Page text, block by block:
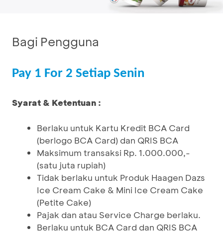
Bagi Pengguna
Pay 1 For 2 Setiap Senin
Syarat & Ketentuan :
Berlaku untuk Kartu Kredit BCA Card
(berlogo BCA Card) dan QRIS BCA
Maksimum transaksi Rp. 1.000.000,-
(satu juta rupiah)
Tidak berlaku untuk Produk Haagen Dazs
Ice Cream Cake & Mini Ice Cream Cake
(Petite Cake)
Pajak dan atau Service Charge berlaku.
Berlaku untuk BCA Card dan QRIS BCA